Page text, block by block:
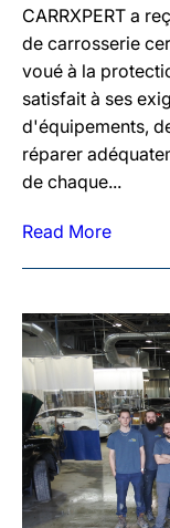
CARRXPERT a
de carrosserie
voué à la
satisfait à ses
d'équipements,
réparer
de chaque...
Read More